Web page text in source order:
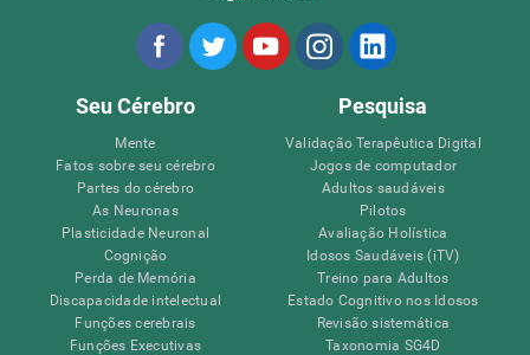
Seu Cérebro
Mente
Fatos sobre seu cérebro
Partes do cérebro
As Neuronas
Plasticidade Neuronal
Cognição
Perda de Memória
Discapacidade intelectual
Funções cerebrais
Funções Executivas
Pesquisa
Validação Terapêutica Digital
Jogos de computador
Adultos saudáveis
Pilotos
Avaliação Holística
Idosos Saudáveis (iTV)
Treino para Adultos
Estado Cognitivo nos Idosos
Revisão sistemática
Taxonomia SG4D